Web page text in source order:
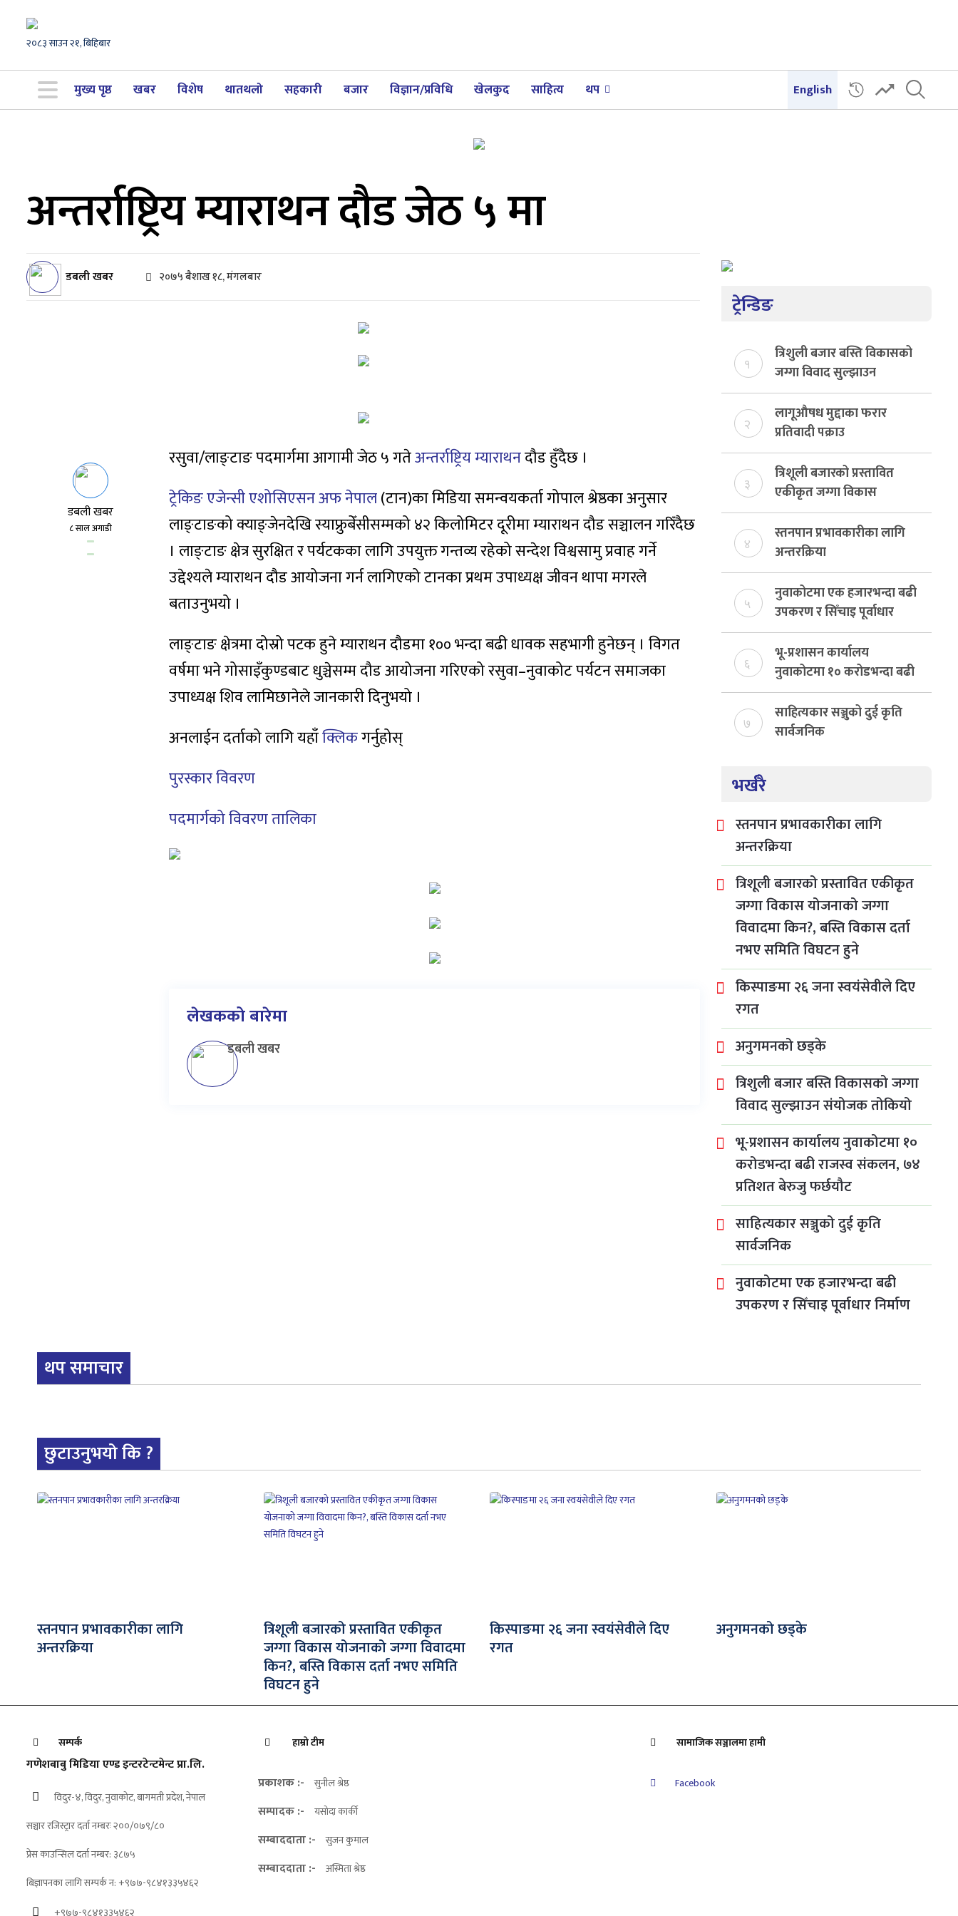
२०८३ साउन २१, बिहिबार
मुख्य पृष्ठ खबर विशेष थातथलो सहकारी बजार विज्ञान/प्रविधि खेलकुद साहित्य थप English
अन्तर्राष्ट्रिय म्याराथन दौड जेठ ५ मा
डबली खबर २०७५ बैशाख १८, मंगलबार
डबली खबर
८ साल अगाडी
रसुवा/लाङ्टाङ पदमार्गमा आगामी जेठ ५ गतेअन्तर्राष्ट्रिय म्याराथनदौड हुँदैछ ।
ट्रेकिङ एजेन्सी एशोसिएसन अफ नेपाल(टान)का मिडिया समन्वयकर्ता गोपाल श्रेष्ठका अनुसार
लाङ्टाङको क्याङ्जेनदेखि स्याफ्रुबेँसीसम्मको ४२ किलोमिटर दूरीमा म्याराथन दौड सञ्चालन गरिँदैछ
। लाङ्टाङ क्षेत्र सुरक्षित र पर्यटकका लागि उपयुक्त गन्तव्य रहेको सन्देश विश्वसामु प्रवाह गर्ने
उद्देश्यले म्याराथन दौड आयोजना गर्न लागिएको टानका प्रथम उपाध्यक्ष जीवन थापा मगरले
बताउनुभयो ।
लाङ्टाङ क्षेत्रमा दोस्रो पटक हुने म्याराथन दौडमा १०० भन्दा बढी धावक सहभागी हुनेछन् । विगत
वर्षमा भने गोसाइँकुण्डबाट धुञ्चेसम्म दौड आयोजना गरिएको रसुवा–नुवाकोट पर्यटन समाजका
उपाध्यक्ष शिव लामिछानेले जानकारी दिनुभयो ।
अनलाईन दर्ताको लागि यहाँक्लिकगर्नुहोस्
पुरस्कार विवरण
पदमार्गको विवरण तालिका
लेखकको बारेमा
डबली खबर
ट्रेन्डिङ
१
त्रिशुली बजार बस्ति विकासको
जग्गा विवाद सुल्झाउन
संयोजक तोकियो
२
लागूऔषध मुद्दाका फरार
प्रतिवादी पक्राउ
३
त्रिशूली बजारको प्रस्तावित
एकीकृत जग्गा विकास
योजनाको जग्गा विवादमा
किन?, बस्ति विकास दर्ता नभए
समिति विघटन हुने
४
स्तनपान प्रभावकारीका लागि
अन्तरक्रिया
५
नुवाकोटमा एक हजारभन्दा बढी
उपकरण र सिँचाइ पूर्वाधार
निर्माण
६
भू-प्रशासन कार्यालय
नुवाकोटमा १० करोडभन्दा बढी
राजस्व संकलन, ७४ प्रतिशत
बेरुजु फर्छयौट
७
साहित्यकार सञ्जुको दुई कृति
सार्वजनिक
भर्खरै
स्तनपान प्रभावकारीका लागि
अन्तरक्रिया
त्रिशूली बजारको प्रस्तावित एकीकृत
जग्गा विकास योजनाको जग्गा
विवादमा किन?, बस्ति विकास दर्ता
नभए समिति विघटन हुने
किस्पाङमा २६ जना स्वयंसेवीले दिए
रगत
अनुगमनको छड्के
त्रिशुली बजार बस्ति विकासको जग्गा
विवाद सुल्झाउन संयोजक तोकियो
भू-प्रशासन कार्यालय नुवाकोटमा १०
करोडभन्दा बढी राजस्व संकलन, ७४
प्रतिशत बेरुजु फर्छयौट
साहित्यकार सञ्जुको दुई कृति
सार्वजनिक
नुवाकोटमा एक हजारभन्दा बढी
उपकरण र सिँचाइ पूर्वाधार निर्माण
थप समाचार
छुटाउनुभयो कि ?
स्तनपान प्रभावकारीका लागि
अन्तरक्रिया
त्रिशूली बजारको प्रस्तावित एकीकृत
जग्गा विकास योजनाको जग्गा विवादमा
किन?, बस्ति विकास दर्ता नभए समिति
विघटन हुने
किस्पाङमा २६ जना स्वयंसेवीले दिए
रगत
अनुगमनको छड्के
सम्पर्क
गणेशबाबु मिडिया एण्ड इन्टरटेन्टमेन्ट प्रा.लि.
विदुर-४, विदुर, नुवाकोट, बागमती प्रदेश, नेपाल
सञ्चार रजिस्ट्रार दर्ता नम्बरः २००/०७९/८०
प्रेस काउन्सिल दर्ता नम्बर: ३८७५
बिज्ञापनका लागि सम्पर्क न: +९७७-९८४१३३५४६२
हाम्रो टीम
प्रकाशक :- सुनील श्रेष्ठ
सम्पादक :- यसोदा कार्की
सम्बाददाता :- सुजन कुमाल
सम्बाददाता :- अस्मिता श्रेष्ठ
सामाजिक सञ्जालमा हामी
Facebook